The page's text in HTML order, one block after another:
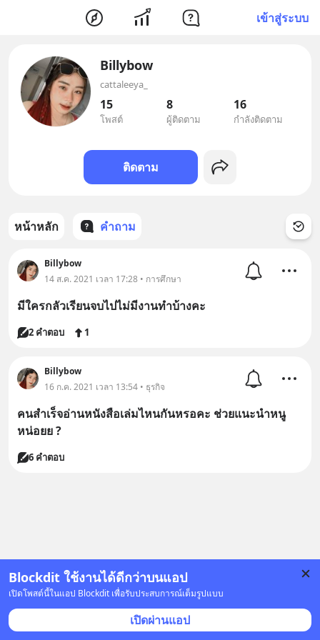
เข้าสู่ระบบ
Blockdit ใช้งานได้ดีกว่าบนแอป
เปิดโพสต์นี้ในแอป Blockdit เพื่อรับประสบการณ์เต็มรูปแบบ
เปิดผ่านแอป
Billybow
cattaleeya_
15
โพสต์
8
ผู้ติดตาม
16
กำลังติดตาม
ติดตาม
หน้าหลัก คำถาม
Billybow
14 ส.ค. 2021 เวลา 17:28 • การศึกษา
มีใครกลัวเรียนจบไปไม่มีงานทำบ้างคะ
2 คำตอบ 1
Billybow
16 ก.ค. 2021 เวลา 13:54 • ธุรกิจ
คนสำเร็จอ่านหนังสือเล่มไหนกันหรอคะ ช่วยแนะนำหนู
หน่อยย ?
6 คำตอบ